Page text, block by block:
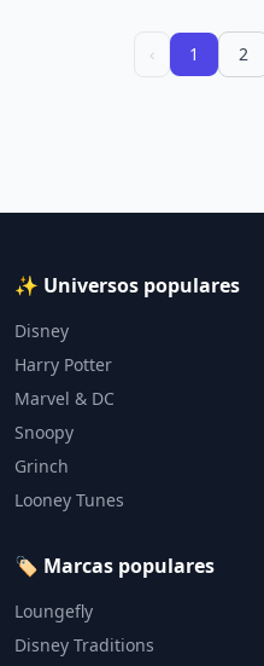
‹ 1 2
✨ Universos populares
Disney
Harry Potter
Marvel & DC
Snoopy
Grinch
Looney Tunes
🏷️ Marcas populares
Loungefly
Disney Traditions